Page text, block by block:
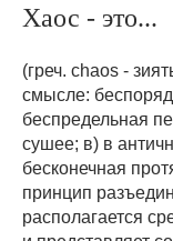
Хаос - это...
(греч. chaos -
смысле:
беспредельная
сушее; в) в
бесконечная
принцип
располагается